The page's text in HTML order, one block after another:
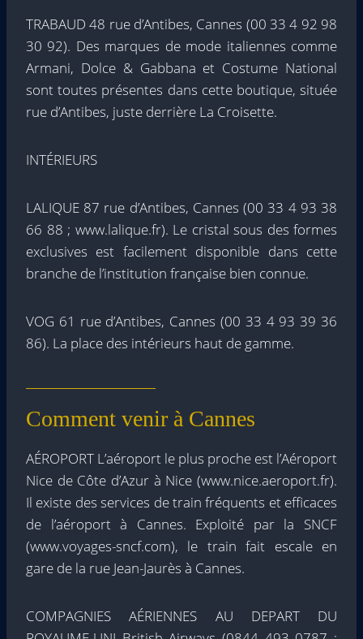
TRABAUD 48 rue d’Antibes, Cannes (00 33 4 92 98
30 92). Des marques de mode italiennes comme
Armani, Dolce & Gabbana et Costume National
sont toutes présentes dans cette boutique, située
rue d’Antibes, juste derrière La Croisette.
INTÉRIEURS
LALIQUE 87 rue d’Antibes, Cannes (00 33 4 93 38
66 88 ; www.lalique.fr). Le cristal sous des formes
exclusives est facilement disponible dans cette
branche de l’institution française bien connue.
VOG 61 rue d’Antibes, Cannes (00 33 4 93 39 36
86). La place des intérieurs haut de gamme.
Comment venir à Cannes
AÉROPORT L’aéroport le plus proche est l’Aéroport
Nice de Côte d’Azur à Nice (www.nice.aeroport.fr).
Il existe des services de train fréquents et efficaces
de l’aéroport à Cannes. Exploité par la SNCF
(www.voyages-sncf.com), le train fait escale en
gare de la rue Jean-Jaurès à Cannes.
COMPAGNIES AÉRIENNES AU DEPART DU